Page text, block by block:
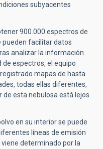
subyacentes
900.000 espectros de
pueden facilitar datos
analizar la información
espectros, el equipo
mapas de hasta
todas ellas diferentes,
esta nebulosa está lejos
en su interior se puede
líneas de emisión
determinado por la